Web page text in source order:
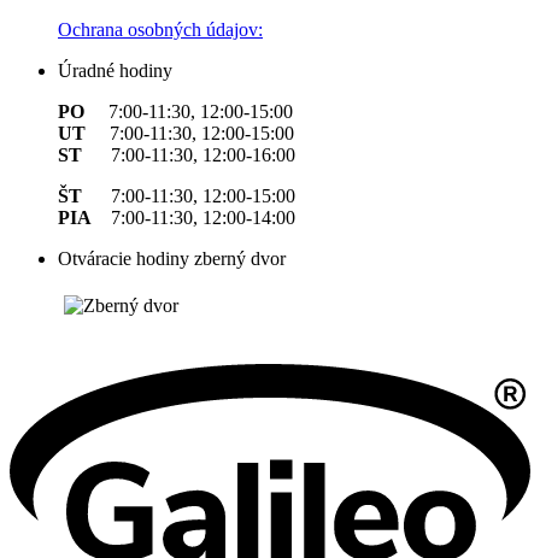
Ochrana osobných údajov:
Úradné hodiny
PO 7:00-11:30, 12:00-15:00
UT 7:00-11:30, 12:00-15:00
ST 7:00-11:30, 12:00-16:00
ŠT 7:00-11:30, 12:00-15:00
PIA 7:00-11:30, 12:00-14:00
Otváracie hodiny zberný dvor